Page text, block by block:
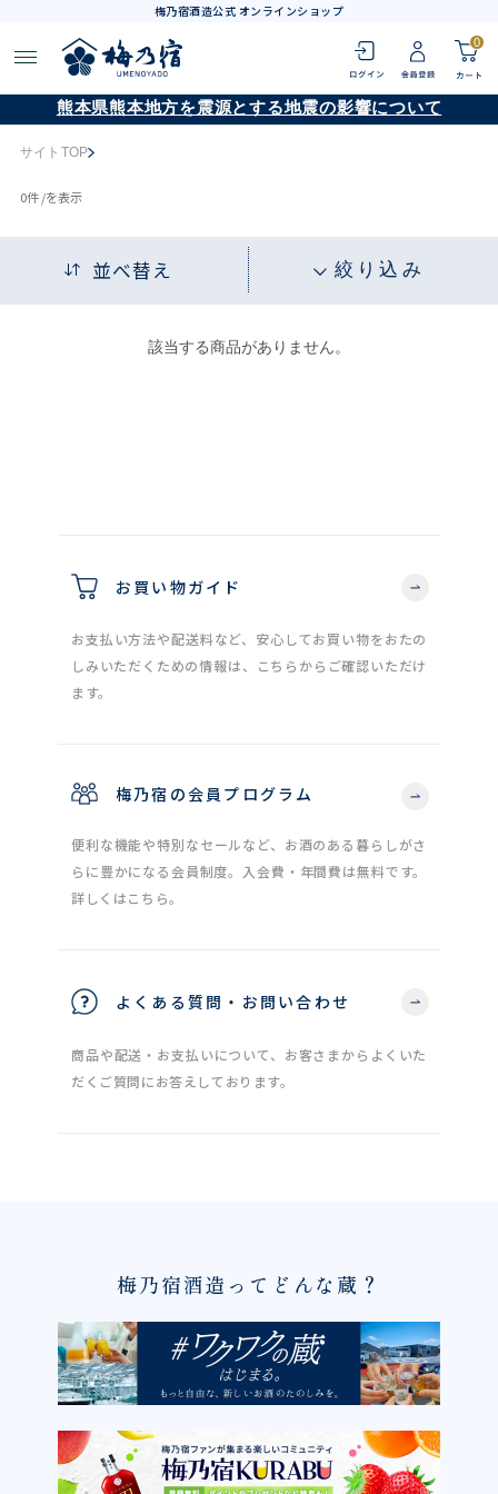
梅乃宿酒造公式 オンラインショップ
0
熊本県熊本地方を震源とする地震の影響について
サイトTOP
0件 /を表示
並べ替え 絞り込み
該当する商品がありません。
お買い物ガイド
お支払い方法や配送料など、安心してお買い物をおたの
しみいただくための情報は、こちらからご確認いただけ
ます。
梅乃宿の会員プログラム
便利な機能や特別なセールなど、お酒のある暮らしがさ
らに豊かになる会員制度。入会費・年間費は無料です。
詳しくはこちら。
よくある質問・お問い合わせ
商品や配送・お支払いについて、お客さまからよくいた
だくご質問にお答えしております。
梅乃宿酒造ってどんな蔵？